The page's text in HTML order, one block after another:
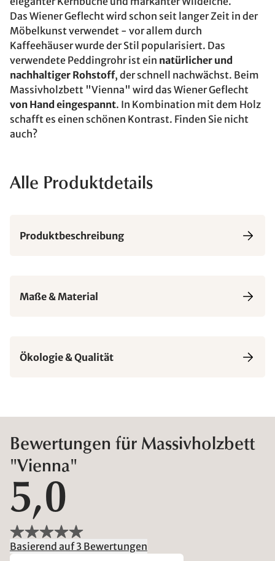
Das Wiener Geflecht wird schon seit langer Zeit in der
Möbelkunst verwendet - vor allem durch
Kaffeehäuser wurde der Stil popularisiert. Das
verwendete Peddingrohr ist ein natürlicher und
nachhaltiger Rohstoff, der schnell nachwächst. Beim
Massivholzbett "Vienna" wird das Wiener Geflecht
von Hand eingespannt. In Kombination mit dem Holz
schafft es einen schönen Kontrast. Finden Sie nicht
auch?
Alle Produktdetails
Produktbeschreibung
Maße & Material
Ökologie & Qualität
Bewertungen für Massivholzbett
"Vienna"
5,0
Basierend auf 3 Bewertungen